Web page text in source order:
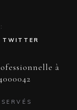
à
TWITTER